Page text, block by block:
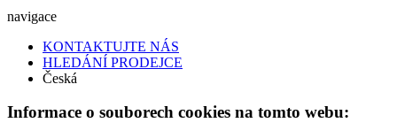
navigace
KONTAKTUJTE NÁS
HLEDÁNÍ PRODEJCE
Česká
Informace o souborech cookies na tomto webu: